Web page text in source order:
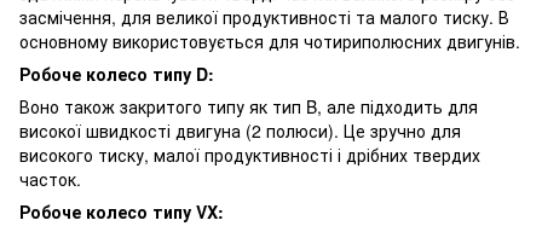
засмічення, для великої продуктивності та малого тиску. В
основному використовується для чотириполюсних двигунів.
Робоче колесо типу D:
Воно також закритого типу як тип B, але підходить для
високої швидкості двигуна (2 полюси). Це зручно для
високого тиску, малої продуктивності і дрібних твердих
часток.
Робоче колесо типу VX: